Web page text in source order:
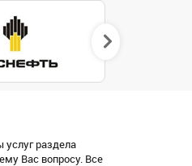
раздела
Вас вопросу. Все